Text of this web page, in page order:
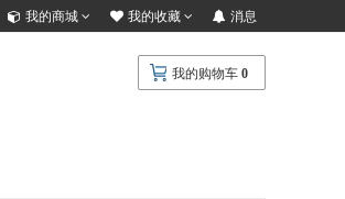
我的商城 我的收藏 消息
我的购物车 0